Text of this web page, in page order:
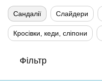
Сандалії Слайдери
Кросівки, кеди, сліпони
Фільтр